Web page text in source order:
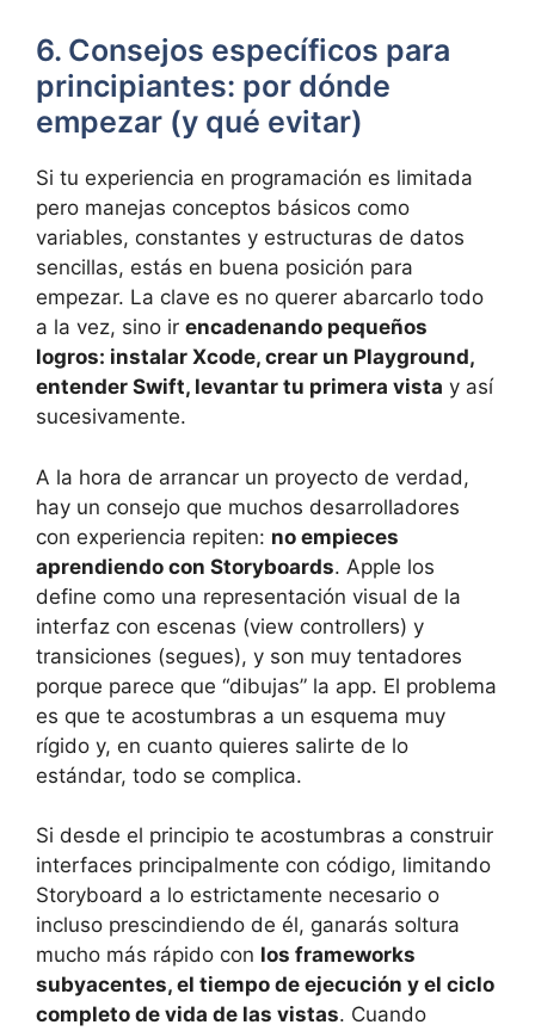
6. Consejos específicos para
principiantes: por dónde
empezar (y qué evitar)
Si tu experiencia en programación es limitada
pero manejas conceptos básicos como
variables, constantes y estructuras de datos
sencillas, estás en buena posición para
empezar. La clave es no querer abarcarlo todo
a la vez, sino ir encadenando pequeños
logros: instalar Xcode, crear un Playground,
entender Swift, levantar tu primera vista y así
sucesivamente.
A la hora de arrancar un proyecto de verdad,
hay un consejo que muchos desarrolladores
con experiencia repiten: no empieces
aprendiendo con Storyboards. Apple los
define como una representación visual de la
interfaz con escenas (view controllers) y
transiciones (segues), y son muy tentadores
porque parece que “dibujas” la app. El problema
es que te acostumbras a un esquema muy
rígido y, en cuanto quieres salirte de lo
estándar, todo se complica.
Si desde el principio te acostumbras a construir
interfaces principalmente con código, limitando
Storyboard a lo estrictamente necesario o
incluso prescindiendo de él, ganarás soltura
mucho más rápido con los frameworks
subyacentes, el tiempo de ejecución y el ciclo
completo de vida de las vistas. Cuando